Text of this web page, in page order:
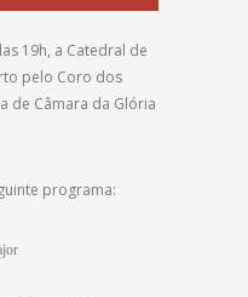
19h, a Catedral de
pelo Coro dos
de Câmara da Glória
programa: